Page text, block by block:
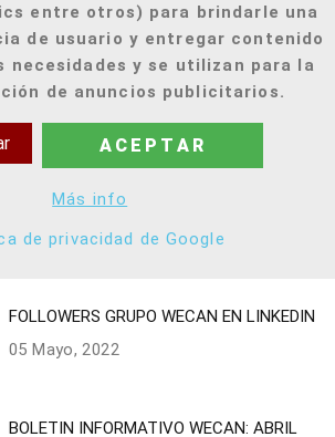
entre otros) para brindarle una
de usuario y entregar contenido
necesidades y se utilizan para la
de anuncios publicitarios.
ACEPTAR
Más info
de privacidad de Google
COMUNIDAD WECAN EN LINKEDIN
22 Junio, 2022
31 Mayo, 2022
FOLLOWERS GRUPO WECAN EN LINKEDIN
05 Mayo, 2022
BOLETIN INFORMATIVO WECAN: ABRIL